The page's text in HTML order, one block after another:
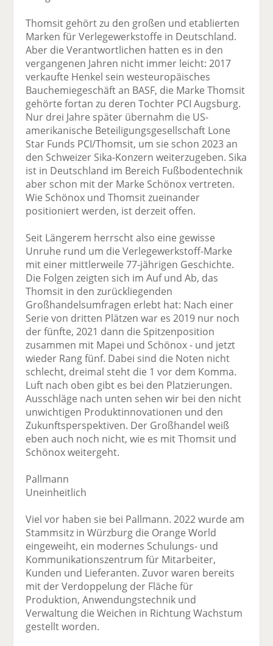
Thomsit gehört zu den großen und etablierten
Marken für Verlegewerkstoffe in Deutschland.
Aber die Verantwortlichen hatten es in den
vergangenen Jahren nicht immer leicht: 2017
verkaufte Henkel sein westeuropäisches
Bauchemiegeschäft an BASF, die Marke Thomsit
gehörte fortan zu deren Tochter PCI Augsburg.
Nur drei Jahre später übernahm die US-
amerikanische Beteiligungsgesellschaft Lone
Star Funds PCI/Thomsit, um sie schon 2023 an
den Schweizer Sika-Konzern weiterzugeben. Sika
ist in Deutschland im Bereich Fußbodentechnik
aber schon mit der Marke Schönox vertreten.
Wie Schönox und Thomsit zueinander
positioniert werden, ist derzeit offen.
Seit Längerem herrscht also eine gewisse
Unruhe rund um die Verlegewerkstoff-Marke
mit einer mittlerweile 77-jährigen Geschichte.
Die Folgen zeigten sich im Auf und Ab, das
Thomsit in den zurückliegenden
Großhandelsumfragen erlebt hat: Nach einer
Serie von dritten Plätzen war es 2019 nur noch
der fünfte, 2021 dann die Spitzenposition
zusammen mit Mapei und Schönox - und jetzt
wieder Rang fünf. Dabei sind die Noten nicht
schlecht, dreimal steht die 1 vor dem Komma.
Luft nach oben gibt es bei den Platzierungen.
Ausschläge nach unten sehen wir bei den nicht
unwichtigen Produktinnovationen und den
Zukunftsperspektiven. Der Großhandel weiß
eben auch noch nicht, wie es mit Thomsit und
Schönox weitergeht.
Pallmann
Uneinheitlich
Viel vor haben sie bei Pallmann. 2022 wurde am
Stammsitz in Würzburg die Orange World
eingeweiht, ein modernes Schulungs- und
Kommunikationszentrum für Mitarbeiter,
Kunden und Lieferanten. Zuvor waren bereits
mit der Verdoppelung der Fläche für
Produktion, Anwendungstechnik und
Verwaltung die Weichen in Richtung Wachstum
gestellt worden.